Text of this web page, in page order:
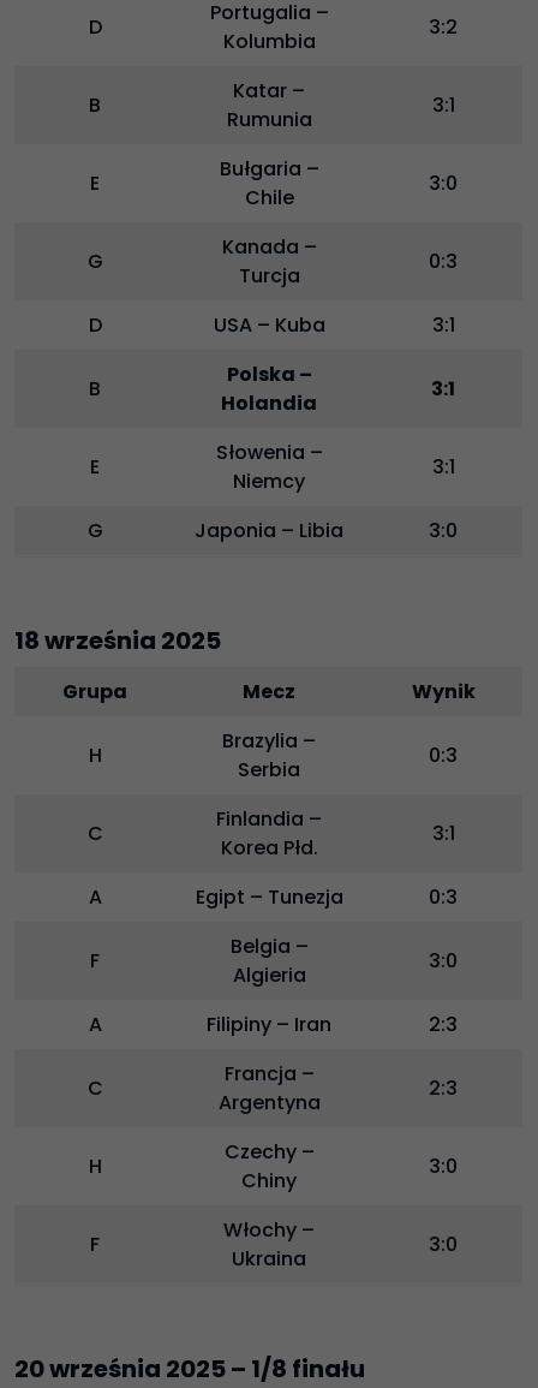
D
Portugalia –
Kolumbia
3:2
B
Katar –
Rumunia
3:1
E
Bułgaria –
Chile
3:0
G
Kanada –
Turcja
0:3
D USA – Kuba 3:1
B
Polska –
Holandia
3:1
E
Słowenia –
Niemcy
3:1
G Japonia – Libia 3:0
18 września 2025
Grupa Mecz Wynik
H
Brazylia –
Serbia
0:3
C
Finlandia –
Korea Płd.
3:1
A Egipt – Tunezja 0:3
F
Belgia –
Algieria
3:0
A Filipiny – Iran 2:3
C
Francja –
Argentyna
2:3
H
Czechy –
Chiny
3:0
F
Włochy –
Ukraina
3:0
20 września 2025 – 1/8 finału